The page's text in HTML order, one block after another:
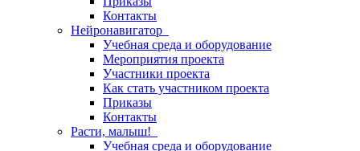
Контакты
Нейронавигатор
Учебная среда и оборудование
Мероприятия проекта
Участники проекта
Как стать участником проекта
Приказы
Контакты
Расти, малыш!
Учебная среда и оборудование